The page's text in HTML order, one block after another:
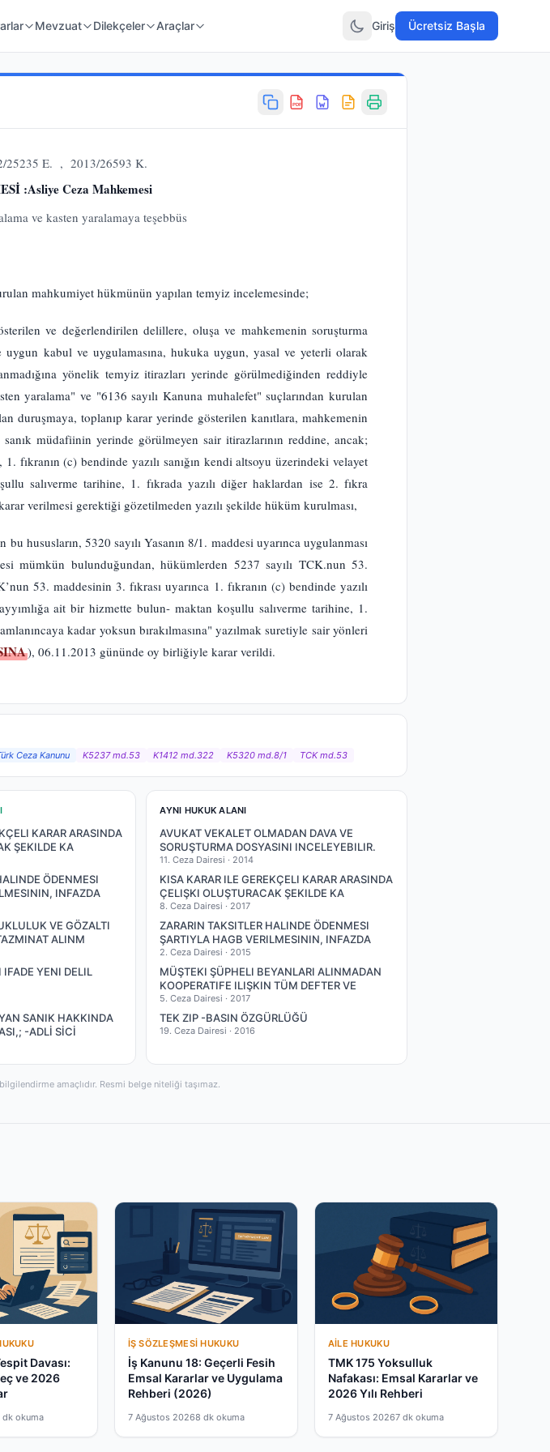
Mevzuat Dilekçeler Araçlar Giriş Ücretsiz Başla
PDF
E. , 2013/26593 K.
:Asliye Ceza Mahkemesi
ve kasten yaralamaya teşebbüs
mahkumiyet hükmünün yapılan temyiz incelemesinde;
ve değerlendirilen delillere, oluşa ve mahkemenin soruşturma
kabul ve uygulamasına, hukuka uygun, yasal ve yeterli olarak
yönelik temyiz itirazları yerinde görülmediğinden reddiyle
yaralama" ve "6136 sayılı Kanuna muhalefet" suçlarından kurulan
duruşmaya, toplanıp karar yerinde gösterilen kanıtlara, mahkemenin
müdafiinin yerinde görülmeyen sair itirazlarının reddine, ancak;
fıkranın (c) bendinde yazılı sanığın kendi altsoyu üzerindeki velayet
salıverme tarihine, 1. fıkrada yazılı diğer haklardan ise 2. fıkra
verilmesi gerektiği gözetilmeden yazılı şekilde hüküm kurulması,
hususların, 5320 sayılı Yasanın 8/1. maddesi uyarınca uygulanması
mümkün bulunduğundan, hükümlerden 5237 sayılı TCK.nun 53.
53. maddesinin 3. fıkrası uyarınca 1. fıkranın (c) bendinde yazılı
ait bir hizmette bulun- maktan koşullu salıverme tarihine, 1.
kadar yoksun bırakılmasına" yazılmak suretiyle sair yönleri
), 06.11.2013 gününde oy birliğiyle karar verildi.
Ceza Kanunu K5237 md.53 K1412 md.322 K5320 md.8/1 TCK md.53
KARAR ARASINDA
ŞEKILDE KA
ÖDENMESI
INFAZDA
VE GÖZALTI
ALINM
YENI DELIL
SANIK HAKKINDA
-ADLİ SİCİ
AYNI HUKUK ALANI
AVUKAT VEKALET OLMADAN DAVA VE
SORUŞTURMA DOSYASINI INCELEYEBILIR.
11. Ceza Dairesi · 2014
KISA KARAR ILE GEREKÇELI KARAR ARASINDA
ÇELIŞKI OLUŞTURACAK ŞEKILDE KA
8. Ceza Dairesi · 2017
ZARARIN TAKSITLER HALINDE ÖDENMESI
ŞARTIYLA HAGB VERILMESININ, INFAZDA
2. Ceza Dairesi · 2015
MÜŞTEKI ŞÜPHELI BEYANLARI ALINMADAN
KOOPERATIFE ILIŞKIN TÜM DEFTER VE
5. Ceza Dairesi · 2017
TEK ZIP -BASIN ÖZGÜRLÜĞÜ
19. Ceza Dairesi · 2016
amaçlıdır. Resmi belge niteliği taşımaz.
Davası:
ve 2026
dk okuma
İŞ SÖZLEŞMESI HUKUKU
İş Kanunu 18: Geçerli Fesih
Emsal Kararlar ve Uygulama
Rehberi (2026)
7 Ağustos 20268 dk okuma
AILE HUKUKU
TMK 175 Yoksulluk
Nafakası: Emsal Kararlar ve
2026 Yılı Rehberi
7 Ağustos 20267 dk okuma